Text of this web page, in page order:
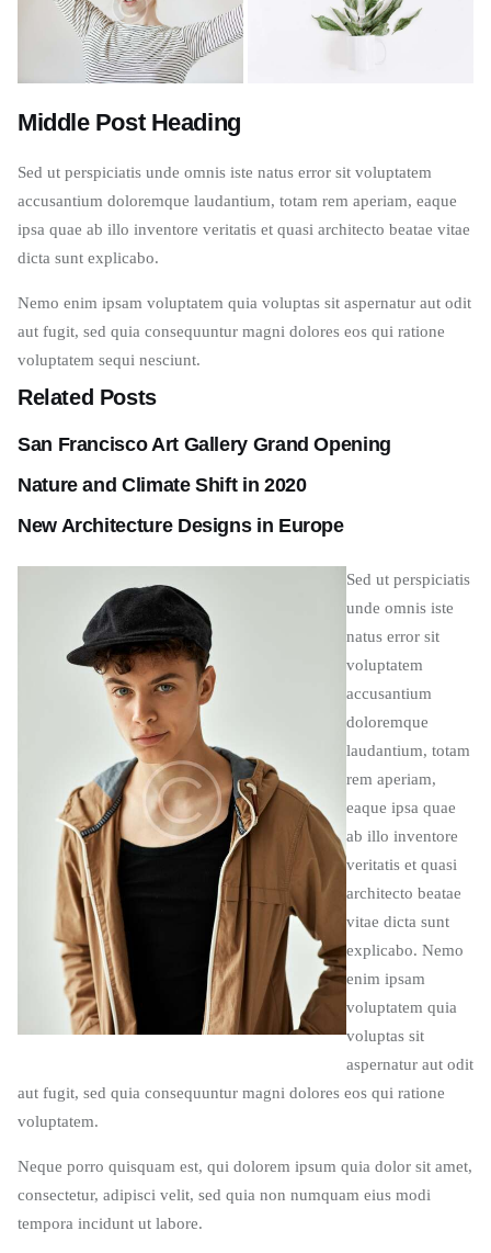
Middle Post Heading
Sed ut perspiciatis unde omnis iste natus error sit voluptatem
accusantium doloremque laudantium, totam rem aperiam, eaque
ipsa quae ab illo inventore veritatis et quasi architecto beatae vitae
dicta sunt explicabo.
Nemo enim ipsam voluptatem quia voluptas sit aspernatur aut odit
aut fugit, sed quia consequuntur magni dolores eos qui ratione
voluptatem sequi nesciunt.
Related Posts
San Francisco Art Gallery Grand Opening
Nature and Climate Shift in 2020
New Architecture Designs in Europe
Sed ut perspiciatis
unde omnis iste
natus error sit
voluptatem
accusantium
doloremque
laudantium, totam
rem aperiam,
eaque ipsa quae
ab illo inventore
veritatis et quasi
architecto beatae
vitae dicta sunt
explicabo. Nemo
enim ipsam
voluptatem quia
voluptas sit
aspernatur aut odit
aut fugit, sed quia consequuntur magni dolores eos qui ratione
voluptatem.
Neque porro quisquam est, qui dolorem ipsum quia dolor sit amet,
consectetur, adipisci velit, sed quia non numquam eius modi
tempora incidunt ut labore.